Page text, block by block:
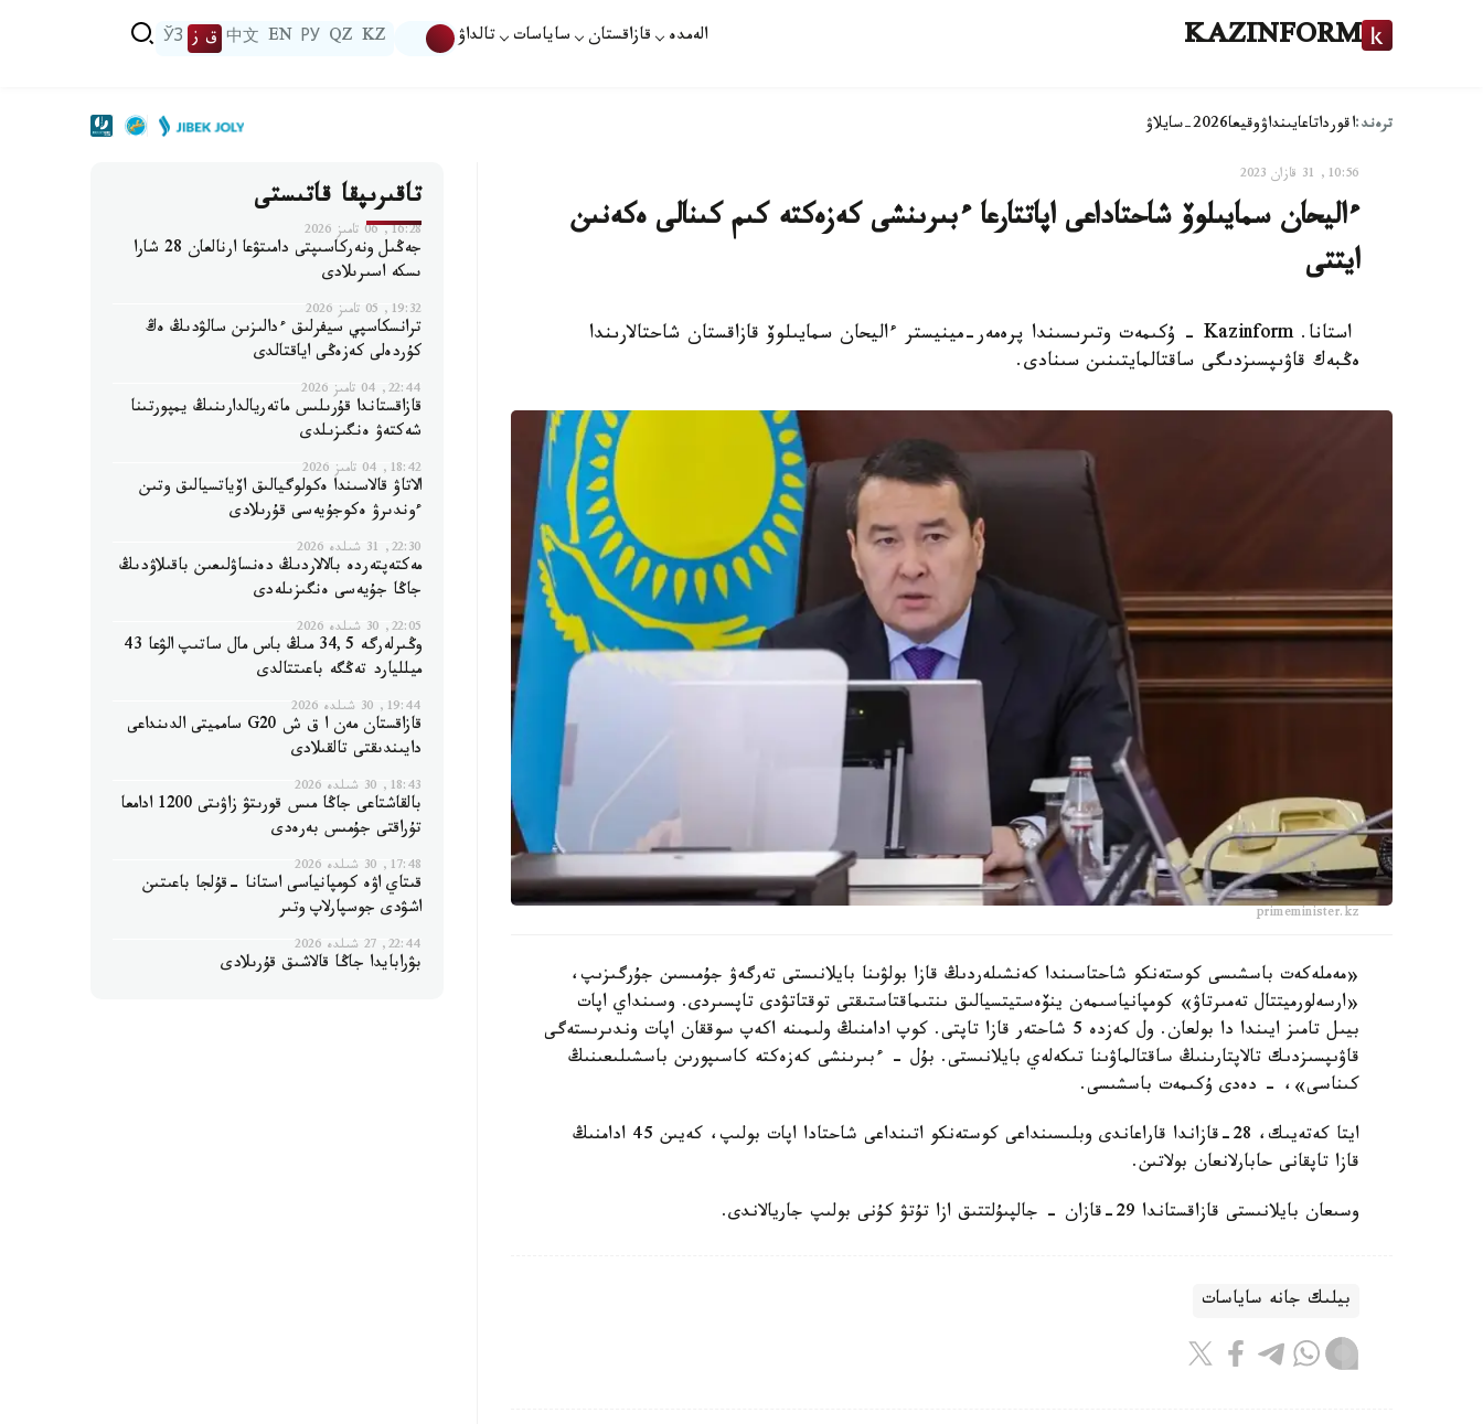
KAZINFORM الەمدە قازاقستان ساياسات تالداۋ KZ
QZ
РУ
EN
中文 ق ز ЎЗ
ترەند:اقورداتاعايىنداۋوقيعا2026-سايلاۋ
10:56, 31 قازان 2023
ءاليحان سمايىلوۆ شاحتاداعى اپاتتارعا ءبىرىنشى كەزەكتە كىم كىنالى ەكەنىن
ايتتى
استانا. Kazinform - ۇكىمەت وتىرىسىندا پرەمەر-مينيستر ءاليحان سمايىلوۆ قازاقستان شاحتالارىندا
ەڭبەك قاۋىپسىزدىگى ساقتالمايتىنىن سىنادى.
primeminister.kz
«مەملەكەت باسشىسى كوستەنكو شاحتاسىندا كەنشىلەردىڭ قازا بولۋىنا بايلانىستى تەرگەۋ جۇمىسىن جۇرگىزىپ،
«ارسەلورميتتال تەمىرتاۋ» كومپانياسىمەن ينۆەستيتسيالىق ىنتىماقتاستىقتى توقتاتۋدى تاپسىردى. وسىنداي اپات
بيىل تامىز ايىندا دا بولعان. ول كەزدە 5 شاحتەر قازا تاپتى. كوپ ادامنىڭ ولىمىنە اكەپ سوققان اپات وندىرىستەگى
قاۋىپسىزدىك تالاپتارىنىڭ ساقتالماۋىنا تىكەلەي بايلانىستى. بۇل - ءبىرىنشى كەزەكتە كاسىپورىن باسشىلىعىنىڭ
كىناسى»، - دەدى ۇكىمەت باسشىسى.
ايتا كەتەيىك، 28-قازاندا قاراعاندى وبلىسىنداعى كوستەنكو اتىنداعى شاحتادا اپات بولىپ، كەيىن 45 ادامنىڭ
قازا تاپقانى حابارلانعان بولاتىن.
وسىعان بايلانىستى قازاقستاندا 29-قازان - جالپىۇلتتىق ازا تۇتۋ كۇنى بولىپ جاريالاندى.
بيلىك جانە ساياسات
تاقىرىپقا قاتىستى
16:28, 06 تامىز 2026
جەڭىل ونەركاسىپتى دامىتۋعا ارنالعان 28 شارا
ىسكە اسىرىلادى
19:32, 05 تامىز 2026
ترانسكاسپي سيفرلىق ءدالىزىن سالۋدىڭ ەڭ
كۇردەلى كەزەڭى اياقتالدى
22:44, 04 تامىز 2026
قازاقستاندا قۇرىلىس ماتەريالدارىنىڭ يمپورتىنا
شەكتەۋ ەنگىزىلدى
18:42, 04 تامىز 2026
الاتاۋ قالاسىندا ەكولوگيالىق اۆياتسيالىق وتىن
ءوندىرۋ ەكوجۇيەسى قۇرىلادى
22:30, 31 شىلدە 2026
مەكتەپتەردە بالالاردىڭ دەنساۋلىعىن باقىلاۋدىڭ
جاڭا جۇيەسى ەنگىزىلەدى
22:05, 30 شىلدە 2026
وڭىرلەرگە 34,5 مىڭ باس مال ساتىپ الۋعا 43
ميلليارد تەڭگە باعىتتالدى
19:44, 30 شىلدە 2026
قازاقستان مەن ا ق ش G20 سامميتى الدىنداعى
دايىندىقتى تالقىلادى
18:43, 30 شىلدە 2026
بالقاشتاعى جاڭا مىس قورىتۋ زاۋىتى 1200 ادامعا
تۇراقتى جۇمىس بەرەدى
17:48, 30 شىلدە 2026
قىتاي اۋە كومپانياسى استانا -قۇلجا باعىتىن
اشۋدى جوسپارلاپ وتىر
22:44, 27 شىلدە 2026
بۋرابايدا جاڭا قالاشىق قۇرىلادى